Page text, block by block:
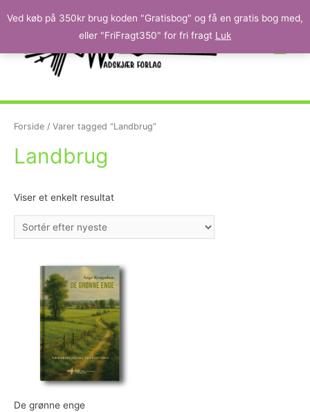
Ved køb på 350kr brug koden "Gratisbog" og få en gratis bog med,
eller "FriFragt350" for fri fragt Luk
Forside / Varer tagged “Landbrug”
Landbrug
Viser et enkelt resultat
De grønne enge